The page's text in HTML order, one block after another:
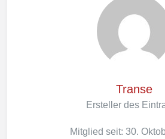
Transe
Ersteller des
Mitglied seit: 30.